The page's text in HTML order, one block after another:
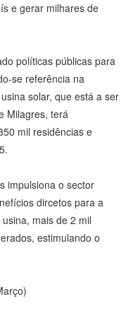
e gerar milhares de
políticas públicas para
se referência na
solar, que está a ser
Milagres, terá
mil residências e
impulsiona o sector
dircetos para a
mais de 2 mil
estimulando o